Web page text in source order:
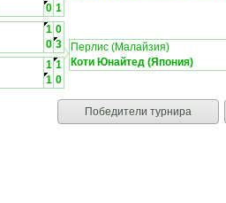
0 1
1 0
0 3
1 1
1 0
Перлис (Малайзия)
Коти Юнайтед (Япония)
Победители турнира